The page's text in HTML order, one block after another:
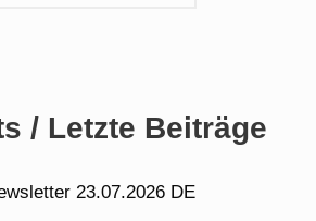
/ Letzte Beiträge
23.07.2026 DE